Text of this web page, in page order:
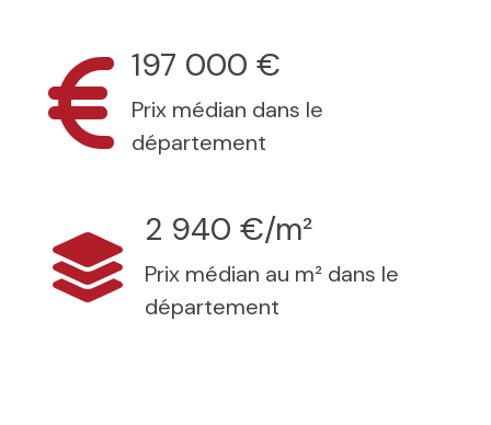
197 000 €
Prix médian dans le
département
2 940 €/m²
Prix médian au m² dans le
département